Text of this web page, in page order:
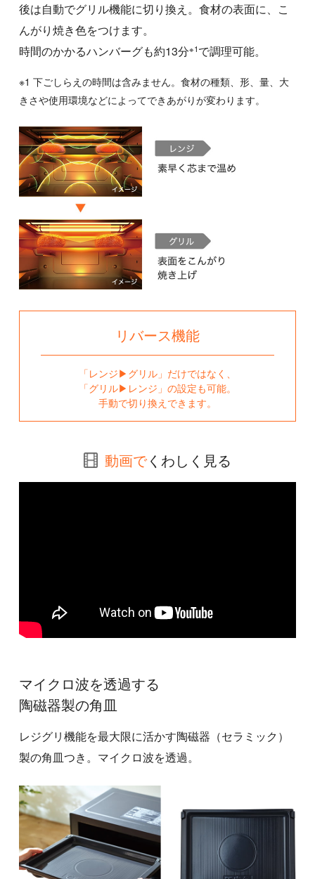
後は自動でグリル機能に切り換え。食材の表面に、こ
んがり焼き色をつけます。
時間のかかるハンバーグも約13分※1で調理可能。
※1 下ごしらえの時間は含みません。食材の種類、形、量、大
きさや使用環境などによってできあがりが変わります。
リバース機能
「レンジ▶︎グリル」だけではなく、
「グリル▶︎レンジ」の設定も可能。
手動で切り換えできます。
動画でくわしく見る
マイクロ波を透過する
陶磁器製の角皿
レジグリ機能を最大限に活かす陶磁器（セラミック）
製の角皿つき。マイクロ波を透過。